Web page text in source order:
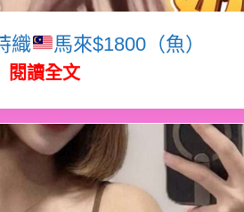
織 馬來$1800（魚）
閱讀全文